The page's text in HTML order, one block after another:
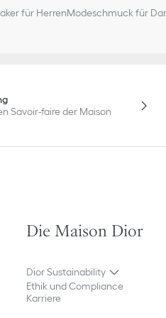
für HerrenModeschmuck für
Savoir-faire der Maison
Die Maison Dior
Dior Sustainability
Ethik und Compliance
Karriere